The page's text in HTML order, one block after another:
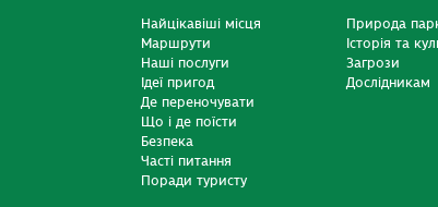
Найцікавіші місця
Маршрути
Наші послуги
Ідеї пригод
Де переночувати
Що і де поїсти
Безпека
Часті питання
Поради туристу
Природа
Історія та
Загрози
Дослідникам